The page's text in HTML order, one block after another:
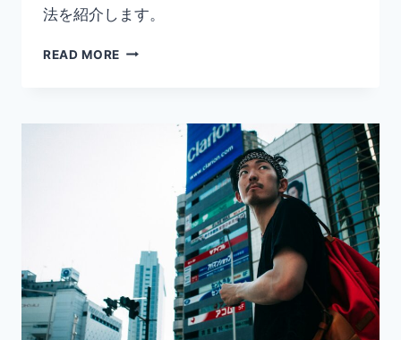
法を紹介します。
READ MORE デ
理
か
ら